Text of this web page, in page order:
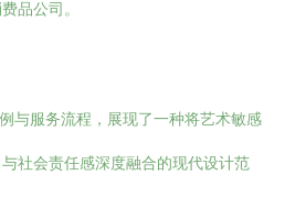
品公司。
与服务流程，展现了一种将艺术敏感
社会责任感深度融合的现代设计范